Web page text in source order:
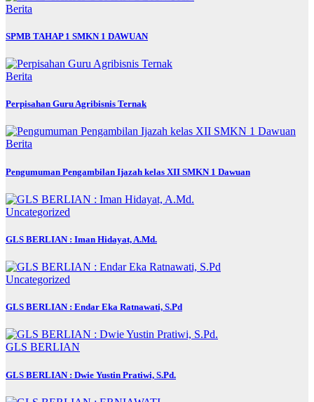
Berita
SPMB TAHAP 1 SMKN 1 DAWUAN
Berita
Perpisahan Guru Agribisnis Ternak
Berita
Pengumuman Pengambilan Ijazah kelas XII SMKN 1 Dawuan
Uncategorized
GLS BERLIAN : Iman Hidayat, A.Md.
Uncategorized
GLS BERLIAN : Endar Eka Ratnawati, S.Pd
GLS BERLIAN
GLS BERLIAN : Dwie Yustin Pratiwi, S.Pd.